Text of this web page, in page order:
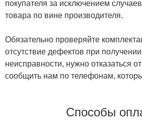
покупателя за исключением
товара по вине производителя.
Обязательно проверяйте
отсутствие дефектов при
неисправности, нужно отказаться
сообщить нам по телефонам,
Способы